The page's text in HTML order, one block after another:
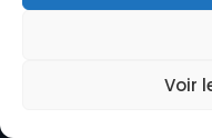
Voir
Gear Up